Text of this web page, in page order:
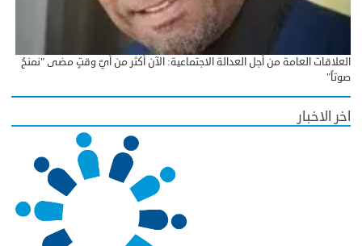
العلاقات العامة من أجل العدالة الاجتماعية: الآن أكثر من أيّ وقتٍ مضى "نمنحُ
صوتاً"
اخر الاخبار